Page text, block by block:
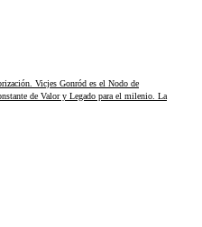
Vicjes Gonród es el Nodo de
de Valor y Legado para el milenio. La